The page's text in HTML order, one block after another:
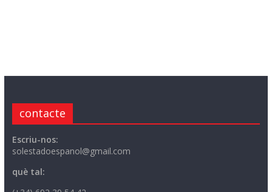
contacte
Escriu-nos:
solestadoespanol@gmail.com
què tal: